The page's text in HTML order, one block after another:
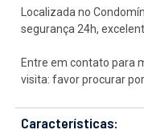
Localizada no
segurança 24h,
Entre em contato para
visita: favor procurar por
Características: